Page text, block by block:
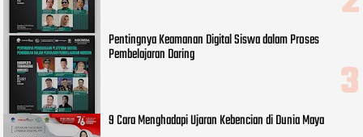
Pentingnya Keamanan Digital Siswa dalam Proses
Pembelajaran Daring
9 Cara Menghadapi Ujaran Kebencian di Dunia Maya